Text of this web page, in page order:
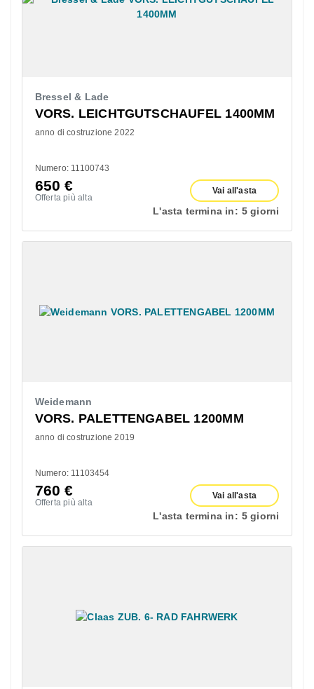
Bressel & Lade
VORS. LEICHTGUTSCHAUFEL 1400MM
anno di costruzione 2022
Numero: 11100743
650€
Offerta più alta
Vai all'asta
L'asta termina in: 5 giorni
Weidemann
VORS. PALETTENGABEL 1200MM
anno di costruzione 2019
Numero: 11103454
760€
Offerta più alta
Vai all'asta
L'asta termina in: 5 giorni